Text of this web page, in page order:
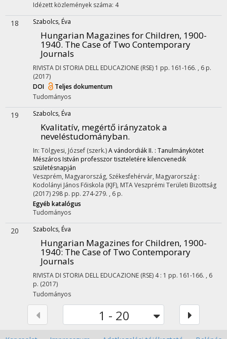
Idézett közlemények száma: 4
18 Szabolcs, Éva
Hungarian Magazines for Children, 1900-
1940. The Case of Two Contemporary
Journals
RIVISTA DI STORIA DELL EDUCAZIONE (RSE) 1 pp. 161-166. , 6 p.
(2017)
DOI
Teljes dokumentum
Tudományos
19 Szabolcs, Éva
Kvalitatív, megértő irányzatok a
neveléstudományban.
In: Tölgyesi, József (szerk.)A vándordiák II. : Tanulmánykötet
Mészáros István professzor tiszteletére kilencvenedik
születésnapján
Veszprém, Magyarország, Székesfehérvár, Magyarország :
Kodolányi János Főiskola (KJF), MTA Veszprémi Területi Bizottság
(2017)298 p. pp. 274-279. , 6 p.
Egyéb katalógus
Tudományos
20 Szabolcs, Éva
Hungarian Magazines for Children, 1900-
1940: The Case of Two Contemporary
Journals
RIVISTA DI STORIA DELL EDUCAZIONE (RSE) 4: 1 pp. 161-166. , 6
p. (2017)
Tudományos
1 - 20